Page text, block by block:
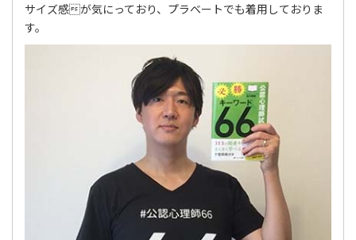
サイズ感が気にっており、プラベートでも着用しておりま
す。